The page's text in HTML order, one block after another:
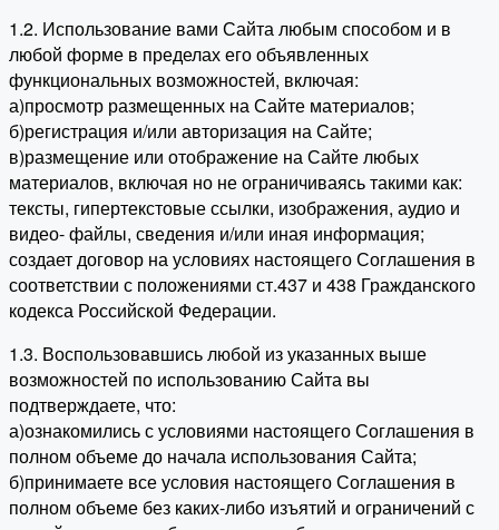
1.2. Использование вами Сайта любым способом и в
любой форме в пределах его объявленных
функциональных возможностей, включая:
а)просмотр размещенных на Сайте материалов;
б)регистрация и/или авторизация на Сайте;
в)размещение или отображение на Сайте любых
материалов, включая но не ограничиваясь такими как:
тексты, гипертекстовые ссылки, изображения, аудио и
видео- файлы, сведения и/или иная информация;
создает договор на условиях настоящего Соглашения в
соответствии с положениями ст.437 и 438 Гражданского
кодекса Российской Федерации.
1.3. Воспользовавшись любой из указанных выше
возможностей по использованию Сайта вы
подтверждаете, что:
а)ознакомились с условиями настоящего Соглашения в
полном объеме до начала использования Сайта;
б)принимаете все условия настоящего Соглашения в
полном объеме без каких-либо изъятий и ограничений с